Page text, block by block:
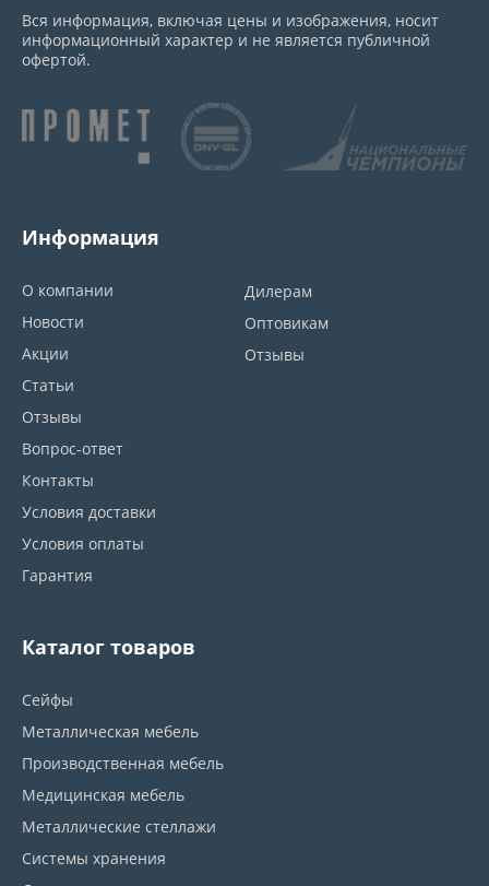
Вся информация, включая цены и изображения, носит
информационный характер и не является публичной
офертой.
Информация
О компании
Новости
Акции
Статьи
Отзывы
Вопрос-ответ
Контакты
Условия доставки
Условия оплаты
Гарантия
Дилерам
Оптовикам
Отзывы
Каталог товаров
Сейфы
Металлическая мебель
Производственная мебель
Медицинская мебель
Металлические стеллажи
Системы хранения